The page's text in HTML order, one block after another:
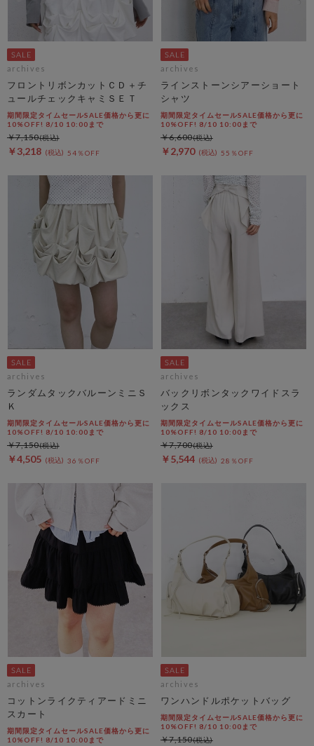
archives
フロントリボンカットＣＤ＋チ
ュールチェックキャミＳＥＴ
期間限定タイムセールSALE価格から更に
10%OFF! 8/10 10:00まで
￥3,218 54％OFF
￥7,150
archives
ラインストーンシアーショート
シャツ
期間限定タイムセールSALE価格から更に
10%OFF! 8/10 10:00まで
￥2,970 55％OFF
￥6,600
archives
ランダムタックバルーンミニＳ
Ｋ
期間限定タイムセールSALE価格から更に
10%OFF! 8/10 10:00まで
￥4,505 36％OFF
￥7,150
archives
バックリボンタックワイドスラ
ックス
期間限定タイムセールSALE価格から更に
10%OFF! 8/10 10:00まで
￥5,544 28％OFF
￥7,700
archives
コットンライクティアードミニ
スカート
期間限定タイムセールSALE価格から更に
10%OFF! 8/10 10:00まで
archives
ワンハンドルポケットバッグ
期間限定タイムセールSALE価格から更に
10%OFF! 8/10 10:00まで
￥7,150